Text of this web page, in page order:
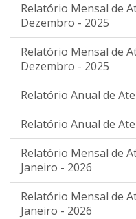
Relatório Mensal de
Dezembro - 2025
Relatório Mensal de
Dezembro - 2025
Relatório Anual de
Relatório Anual de
Relatório Mensal de
Janeiro - 2026
Relatório Mensal de
Janeiro - 2026